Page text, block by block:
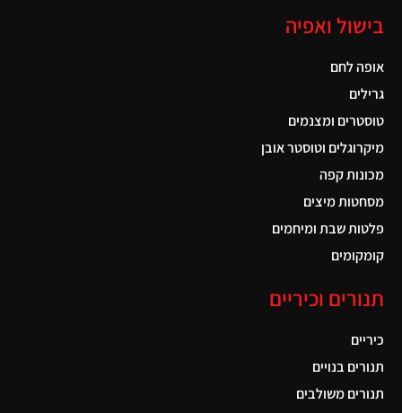
בישול ואפיה
אופה לחם
גרילים
טוסטרים ומצנמים
מיקרוגלים וטוסטר אובן
מכונות קפה
מסחטות מיצים
פלטות שבת ומיחמים
קומקומים
תנורים וכיריים
כיריים
תנורים בנויים
תנורים משולבים